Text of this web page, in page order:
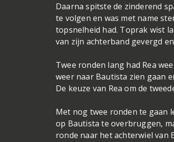
Daarna spitste de zinderend
te volgen en was met name
topsnelheid had. Toprak wist
van zijn achterband gevergd
Twee ronden lang had Rea
weer naar Bautista zien gaan
De keuze van Rea om de
Met nog twee ronden te gaan
op Bautista te overbruggen,
ronde naar het achterwiel van